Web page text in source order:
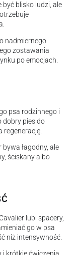
być blisko ludzi, ale
nadmiernego
zostawania
po emocjach.
psa rodzinnego i
dobry pies do
regenerację.
łagodny, ale
ściskany albo
lubi spacery,
go w psa
niż intensywność.